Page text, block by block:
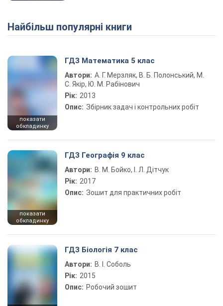
Найбільш популярні книги
показати
обкладинку
ГДЗ Математика 5 клас
Автори: А. Г. Мерзляк, В. Б. Полонський, М.
С. Якір, Ю. М. Рабінович
Рік: 2013
Опис: Збірник задач і контрольних робіт
показати
обкладинку
ГДЗ Географія 9 клас
Автори: В. М. Бойко, І. Л. Дітчук
Рік: 2017
Опис: Зошит для практичних робіт
ГДЗ Біологія 7 клас
Автори: В. І. Соболь
Рік: 2015
Опис: Робочий зошит